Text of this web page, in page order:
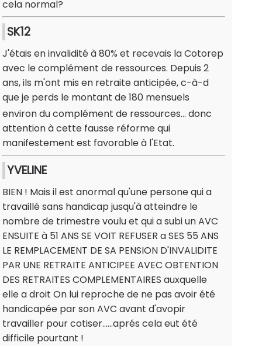
cela normal?
SK12
J'étais en invalidité à 80% et recevais la Cotorep
avec le complément de ressources. Depuis 2
ans, ils m'ont mis en retraite anticipée, c-à-d
que je perds le montant de 180 mensuels
environ du complément de ressources... donc
attention à cette fausse réforme qui
manifestement est favorable à l'Etat.
YVELINE
BIEN ! Mais il est anormal qu'une persone qui a
travaillé sans handicap jusqu'à atteindre le
nombre de trimestre voulu et qui a subi un AVC
ENSUITE à 51 ANS SE VOIT REFUSER a SES 55 ANS
LE REMPLACEMENT DE SA PENSION D'INVALIDITE
PAR UNE RETRAITE ANTICIPEE AVEC OBTENTION
DES RETRAITES COMPLEMENTAIRES auxquelle
elle a droit On lui reproche de ne pas avoir été
handicapée par son AVC avant d'avopir
travailler pour cotiser......aprés cela eut été
difficile pourtant !